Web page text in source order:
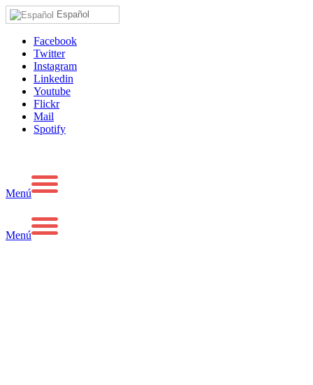
Español
Facebook
Twitter
Instagram
Linkedin
Youtube
Flickr
Mail
Spotify
Menú
Menú